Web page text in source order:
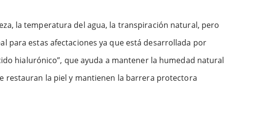
la temperatura del agua, la transpiración natural, pero
para estas afectaciones ya que está desarrollada por
hialurónico”, que ayuda a mantener la humedad natural
restauran la piel y mantienen la barrera protectora